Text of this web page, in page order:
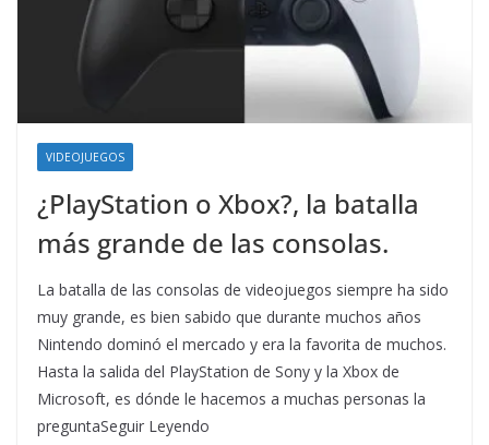
VIDEOJUEGOS
¿PlayStation o Xbox?, la batalla
más grande de las consolas.
La batalla de las consolas de videojuegos siempre ha sido
muy grande, es bien sabido que durante muchos años
Nintendo dominó el mercado y era la favorita de muchos.
Hasta la salida del PlayStation de Sony y la Xbox de
Microsoft, es dónde le hacemos a muchas personas la
preguntaSeguir Leyendo